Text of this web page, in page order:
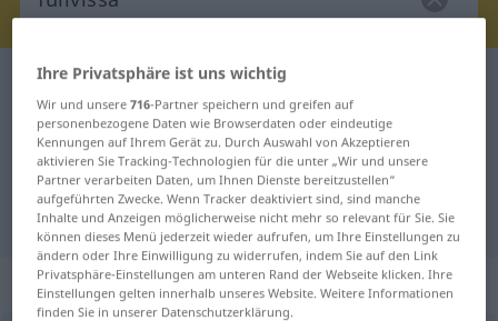
Isländisch-Deutsch Wörterbuch
Isländisch-Deutsch Übersetzung
für "fullvissa"
"fullvissa" Deutsch Übersetzung
„fullvissa“: Femininum
Ihre Privatsphäre ist uns wichtig
Wir und unsere716-Partner speichern und greifen auf
personenbezogene Daten wie Browserdaten oder eindeutige
Kennungen auf Ihrem Gerät zu. Durch Auswahl von Akzeptieren
aktivieren Sie Tracking-Technologien für die unter „Wir und unsere
Partner verarbeiten Daten, um Ihnen Dienste bereitzustellen“
aufgeführten Zwecke. Wenn Tracker deaktiviert sind, sind manche
Inhalte und Anzeigen möglicherweise nicht mehr so relevant für Sie. Sie
können dieses Menü jederzeit wieder aufrufen, um Ihre Einstellungen zu
ändern oder Ihre Einwilligung zu widerrufen, indem Sie auf den Link
Privatsphäre-Einstellungen am unteren Rand der Webseite klicken. Ihre
Einstellungen gelten innerhalb unseres Website. Weitere Informationen
finden Sie in unserer Datenschutzerklärung.